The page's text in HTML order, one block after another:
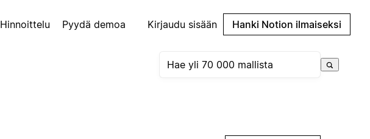
Hinnoittelu Pyydä demoa Kirjaudu sisään Hanki Notion ilmaiseksi